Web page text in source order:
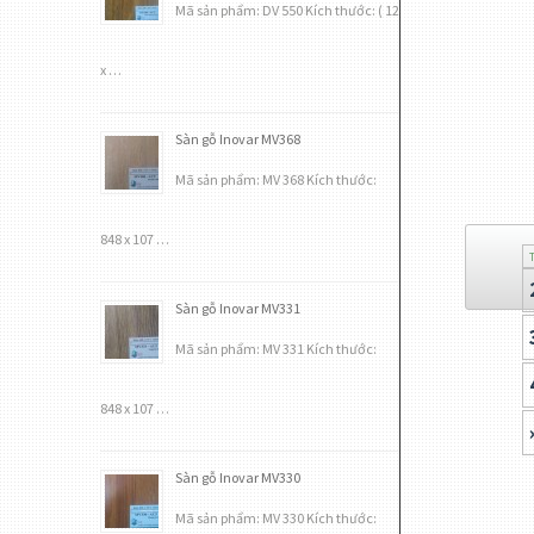
Mã sản phẩm: DV 550 Kích thước: ( 12
x …
Sàn gỗ Inovar MV368
Mã sản phẩm: MV 368 Kích thước:
848 x 107 …
Sàn gỗ Inovar MV331
Mã sản phẩm: MV 331 Kích thước:
848 x 107 …
Sàn gỗ Inovar MV330
Mã sản phẩm: MV 330 Kích thước: